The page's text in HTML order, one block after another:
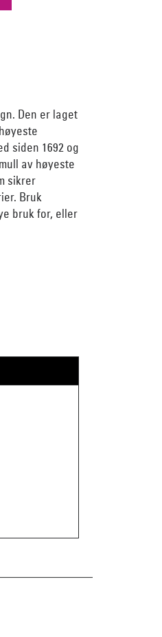
Den er laget
siden 1692 og
av høyeste
sikrer
Bruk
bruk for, eller